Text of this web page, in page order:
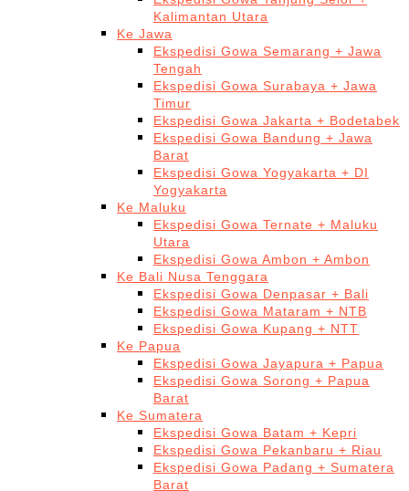
Kalimantan Utara
Ke Jawa
Ekspedisi Gowa Semarang + Jawa
Tengah
Ekspedisi Gowa Surabaya + Jawa
Timur
Ekspedisi Gowa Jakarta + Bodetabek
Ekspedisi Gowa Bandung + Jawa
Barat
Ekspedisi Gowa Yogyakarta + DI
Yogyakarta
Ke Maluku
Ekspedisi Gowa Ternate + Maluku
Utara
Ekspedisi Gowa Ambon + Ambon
Ke Bali Nusa Tenggara
Ekspedisi Gowa Denpasar + Bali
Ekspedisi Gowa Mataram + NTB
Ekspedisi Gowa Kupang + NTT
Ke Papua
Ekspedisi Gowa Jayapura + Papua
Ekspedisi Gowa Sorong + Papua
Barat
Ke Sumatera
Ekspedisi Gowa Batam + Kepri
Ekspedisi Gowa Pekanbaru + Riau
Ekspedisi Gowa Padang + Sumatera
Barat